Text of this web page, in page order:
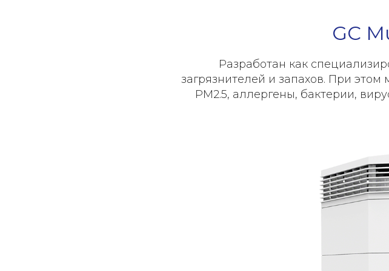
GC
Разработан как
загрязнителей и запахов. При
PM2.5, аллергены, бактерии,